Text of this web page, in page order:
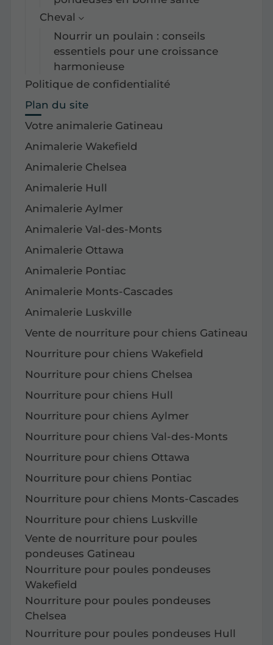
Cheval
Nourrir un poulain : conseils
essentiels pour une croissance
harmonieuse
Politique de confidentialité
Plan du site
Votre animalerie Gatineau
Animalerie Wakefield
Animalerie Chelsea
Animalerie Hull
Animalerie Aylmer
Animalerie Val-des-Monts
Animalerie Ottawa
Animalerie Pontiac
Animalerie Monts-Cascades
Animalerie Luskville
Vente de nourriture pour chiens Gatineau
Nourriture pour chiens Wakefield
Nourriture pour chiens Chelsea
Nourriture pour chiens Hull
Nourriture pour chiens Aylmer
Nourriture pour chiens Val-des-Monts
Nourriture pour chiens Ottawa
Nourriture pour chiens Pontiac
Nourriture pour chiens Monts-Cascades
Nourriture pour chiens Luskville
Vente de nourriture pour poules
pondeuses Gatineau
Nourriture pour poules pondeuses
Wakefield
Nourriture pour poules pondeuses
Chelsea
Nourriture pour poules pondeuses Hull